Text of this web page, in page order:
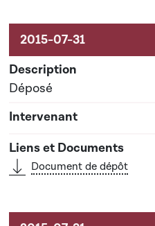
Activités liées au dossier
Déposé
Document de dépôt